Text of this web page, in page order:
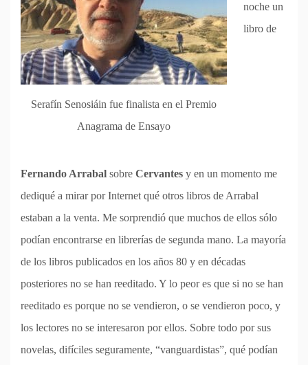
Serafín Senosiáin fue finalista en el Premio
Anagrama de Ensayo
noche un
libro de
Fernando Arrabal sobre Cervantes y en un momento me
dediqué a mirar por Internet qué otros libros de Arrabal
estaban a la venta. Me sorprendió que muchos de ellos sólo
podían encontrarse en librerías de segunda mano. La mayoría
de los libros publicados en los años 80 y en décadas
posteriores no se han reeditado. Y lo peor es que si no se han
reeditado es porque no se vendieron, o se vendieron poco, y
los lectores no se interesaron por ellos. Sobre todo por sus
novelas, difíciles seguramente, “vanguardistas”, qué podían